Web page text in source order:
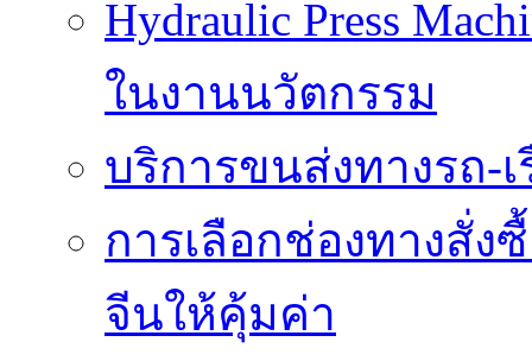
Hydraulic Press
ในงานนวัตกรรม
บริการขนส่งทางรถ-
การเลือกช่องทางสั่ง
จีนให้คุ้มค่า